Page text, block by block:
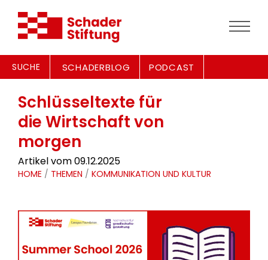
SUCHE SCHADERBLOG PODCAST
Schlüsseltexte für
die Wirtschaft von
morgen
Artikel vom 09.12.2025
HOME / THEMEN / KOMMUNIKATION UND KULTUR